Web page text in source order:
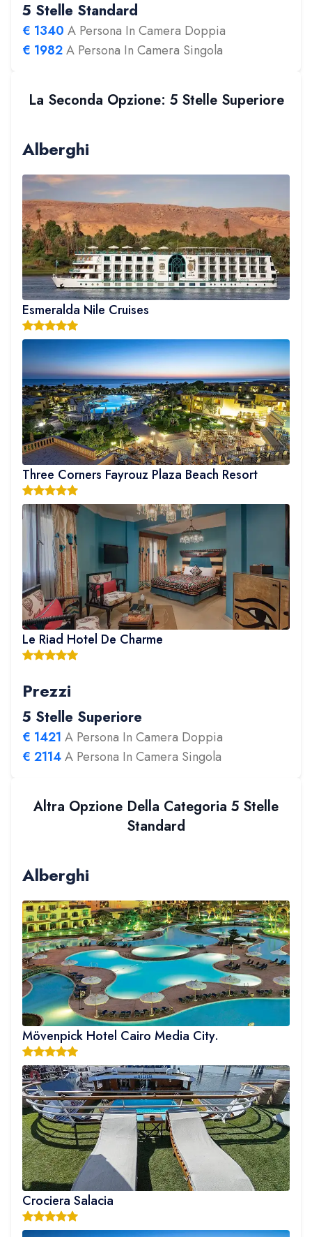
5 Stelle Standard
€ 1340 A Persona In Camera Doppia
€ 1982A Persona In Camera Singola
La Seconda Opzione: 5 Stelle Superiore
Alberghi
Esmeralda Nile Cruises
Three Corners Fayrouz Plaza Beach Resort
Le Riad Hotel De Charme
Prezzi
5 Stelle Superiore
€ 1421 A Persona In Camera Doppia
€ 2114A Persona In Camera Singola
Altra Opzione Della Categoria 5 Stelle
Standard
Alberghi
Mövenpick Hotel Cairo Media City.
Crociera Salacia